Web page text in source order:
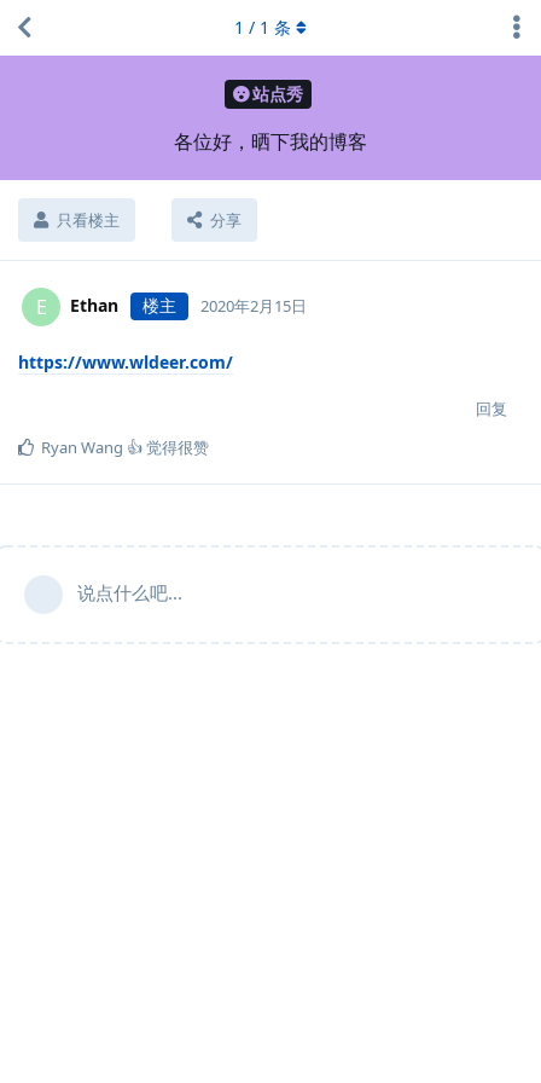
站点秀
各位好，晒下我的博客
只看楼主 分享
1 / 1 条
E Ethan 楼主 2020年2月15日
https://www.wldeer.com/
回复
Ryan Wang 👍觉得很赞
说点什么吧...